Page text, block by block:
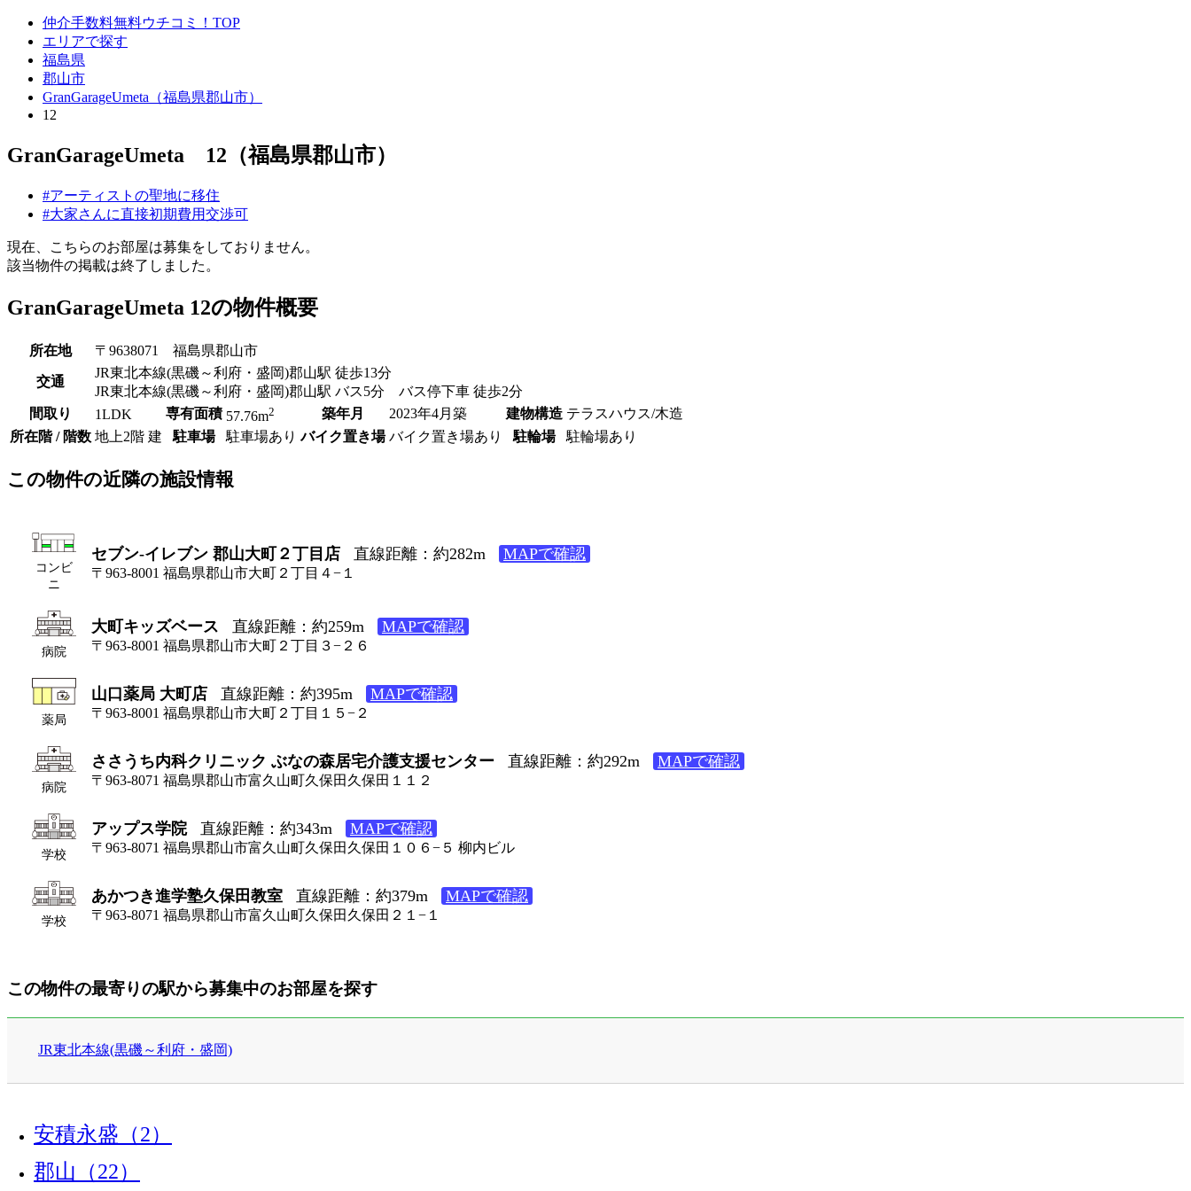
仲介手数料無料ウチコミ！TOP
エリアで探す
福島県
郡山市
GranGarageUmeta（福島県郡山市）
12
GranGarageUmeta 12（福島県郡山市）
#アーティストの聖地に移住
#大家さんに直接初期費用交渉可
現在、こちらのお部屋は募集をしておりません。
該当物件の掲載は終了しました。
GranGarageUmeta 12の物件概要
所在地 〒9638071 福島県郡山市
交通
JR東北本線(黒磯～利府・盛岡)郡山駅 徒歩13分
JR東北本線(黒磯～利府・盛岡)郡山駅 バス5分 バス停下車 徒歩2分
間取り
1LDK 専有面積 57.76m2 築年月 2023年4月築 建物構造 テラスハウス/木造
所在階 / 階数 地上2階 建 駐車場 駐車場あり バイク置き場 バイク置き場あり 駐輪場 駐輪場あり
この物件の近隣の施設情報
コンビ
ニ
セブン-イレブン 郡山大町２丁目店 直線距離：約282m MAPで確認
〒963-8001 福島県郡山市大町２丁目４−１
病院
大町キッズベース 直線距離：約259m MAPで確認
〒963-8001 福島県郡山市大町２丁目３−２６
薬局
山口薬局 大町店 直線距離：約395m MAPで確認
〒963-8001 福島県郡山市大町２丁目１５−２
病院
ささうち内科クリニック ぶなの森居宅介護支援センター 直線距離：約292m MAPで確認
〒963-8071 福島県郡山市富久山町久保田久保田１１２
学校
アップス学院 直線距離：約343m MAPで確認
〒963-8071 福島県郡山市富久山町久保田久保田１０６−５ 柳内ビル
学校
あかつき進学塾久保田教室 直線距離：約379m MAPで確認
〒963-8071 福島県郡山市富久山町久保田久保田２１−１
この物件の最寄りの駅から募集中のお部屋を探す
JR東北本線(黒磯～利府・盛岡)
安積永盛（2）
郡山（22）